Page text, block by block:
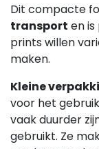
Dit compacte
transport en
prints willen
maken.
Kleine
voor het
vaak duurder
gebruikt. Ze